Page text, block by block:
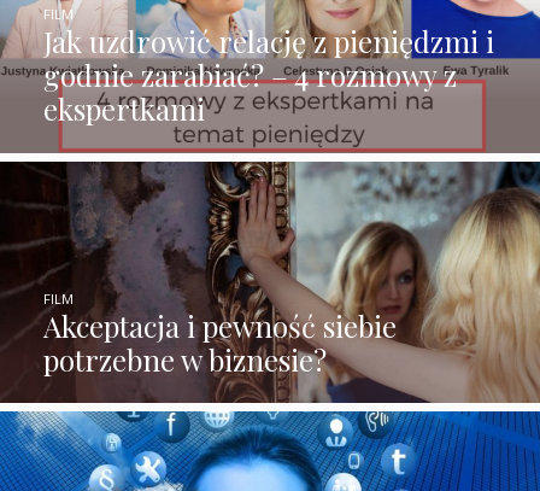
Jak uzdrowić relację z pieniędzmi i
godnie zarabiać? – 4 rozmowy z
ekspertkami
FILM
Akceptacja i pewność siebie
potrzebne w biznesie?
FILM